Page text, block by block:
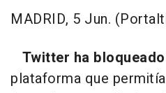
MADRID, 5 Jun.
Twitter ha
plataforma que